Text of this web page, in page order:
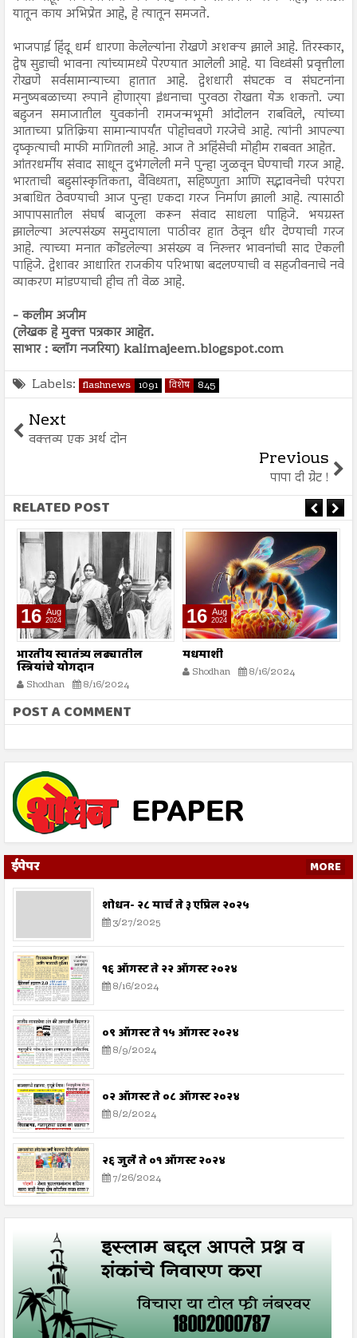
यातून काय अभिप्रेत आहे, हे त्यातून समजते.
भाजपाई हिंदू धर्म धारणा केलेल्यांना रोखणे अशक्य झाले आहे. तिरस्कार,
द्वेष सुडाची भावना त्यांच्यामध्ये पेरण्यात आलेली आहे. या विध्वंसी प्रवृत्तीला
रोखणे सर्वसामान्याच्या हातात आहे. द्वेशधारी संघटक व संघटनांना
मनुष्यबळाच्या रुपाने होणार्‍या इंधनाचा पुरवठा रोखता येऊ शकतो. ज्या
बहुजन समाजातील युवकांनी रामजन्मभूमी आंदोलन राबविले, त्यांच्या
आताच्या प्रतिक्रिया सामान्यापर्यंत पोहोचवणे गरजेचे आहे. त्यांनी आपल्या
दृष्कृत्याची माफी मागितली आहे. आज ते अहिंसेची मोहीम राबवत आहेत.
आंतरधर्मीय संवाद साधून दुभंगलेली मने पुन्हा जुळवून घेण्याची गरज आहे.
भारताची बहुसांस्कृतिकता, वैविध्यता, सहिष्णुता आणि सद्भावनेची परंपरा
अबाधित ठेवण्याची आज पुन्हा एकदा गरज निर्माण झाली आहे. त्यासाठी
आपापसातील संघर्ष बाजूला करून संवाद साधला पाहिजे. भयग्रस्त
झालेल्या अल्पसंख्य समुदायाला पाठीवर हात ठेवून धीर देण्याची गरज
आहे. त्याच्या मनात कोंडलेल्या असंख्य व निरुत्तर भावनांची साद ऐकली
पाहिजे. द्वेशावर आधारित राजकीय परिभाषा बदलण्याची व सहजीवनाचे नवे
व्याकरण मांडण्याची हीच ती वेळ आहे.
- कलीम अजीम
(लेखक हे मुक्त पत्रकार आहेत.
साभार : ब्लॉग नजरिया) kalimajeem.blogspot.com
Labels: flashnews 1091 विशेष 845
Next
वक्तव्य एक अर्थ दोन
Previous
पापा दी ग्रेट !
RELATED POST
16 Aug
2024
भारतीय स्वातंत्र्य लढ्यातील
स्त्रियांचे योगदान
Shodhan 8/16/2024
16 Aug
2024
मधमाशी
Shodhan 8/16/2024
POST A COMMENT
ईपेपर MORE
शोधन- २८ मार्च ते ३ एप्रिल २०२५
3/27/2025
१६ ऑगस्ट ते २२ ऑगस्ट २०२४
8/16/2024
०९ ऑगस्ट ते १५ ऑगस्ट २०२४
8/9/2024
०२ ऑगस्ट ते ०८ ऑगस्ट २०२४
8/2/2024
२६ जुलै ते ०१ ऑगस्ट २०२४
7/26/2024